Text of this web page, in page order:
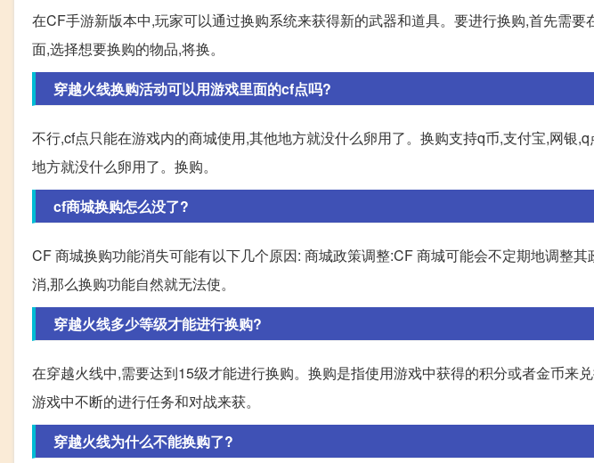
在CF手游新版本中,玩家可以通过换购系统来获得新的武器和道具。要进行换购,首先需
面,选择想要换购的物品,将换。
穿越火线换购活动可以用游戏里面的cf点吗?
不行,cf点只能在游戏内的商城使用,其他地方就没什么卵用了。换购支持q币,支付宝,网银
地方就没什么卵用了。换购。
cf商城换购怎么没了?
CF 商城换购功能消失可能有以下几个原因: 商城政策调整:CF 商城可能会不定期地调整
消,那么换购功能自然就无法使。
穿越火线多少等级才能进行换购?
在穿越火线中,需要达到15级才能进行换购。换购是指使用游戏中获得的积分或者金币来
游戏中不断的进行任务和对战来获。
穿越火线为什么不能换购了?